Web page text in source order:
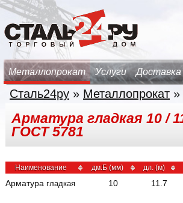
Металлопрокат Услуги Доставка
Сталь24ру » Металлопрокат »
Арматура гладкая 10 /
ГОСТ 5781
Наименование дм.Б (мм) дл. (м)
Арматура гладкая 10 11.7